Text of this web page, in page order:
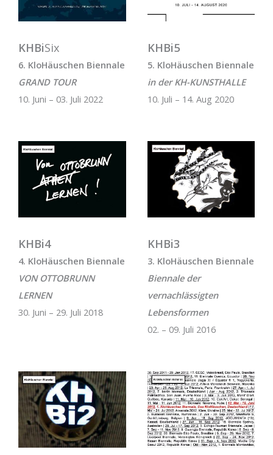
KHBiSix
6. KloHäuschen Biennale
GRAND TOUR
10. Juni – 03. Juli 2022
KHBi5
5. KloHäuschen Biennale
in der KH-KUNSTHALLE
10. Juli – 14. Aug 2020
KHBi4
4. KloHäuschen Biennale
VON OTTOBRUNN
LERNEN
30. Juni – 29. Juli 2018
KHBi3
3. KloHäuschen Biennale
Biennale der
vernachlässigten
Lebensformen
02. – 09. Juli 2016